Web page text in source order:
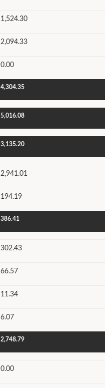
1,524.30
2,094.33
0.00
4,304.35
5,016.08
3,135.20
2,941.01
194.19
386.41
302.43
66.57
11.34
6.07
2,748.79
0.00